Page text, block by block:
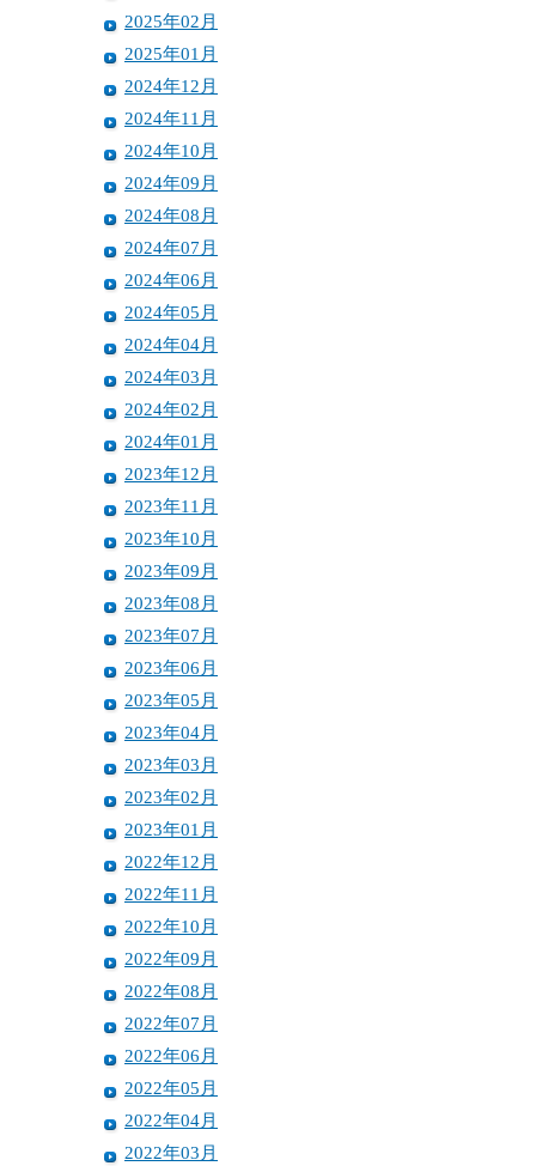
2025年02月
2025年01月
2024年12月
2024年11月
2024年10月
2024年09月
2024年08月
2024年07月
2024年06月
2024年05月
2024年04月
2024年03月
2024年02月
2024年01月
2023年12月
2023年11月
2023年10月
2023年09月
2023年08月
2023年07月
2023年06月
2023年05月
2023年04月
2023年03月
2023年02月
2023年01月
2022年12月
2022年11月
2022年10月
2022年09月
2022年08月
2022年07月
2022年06月
2022年05月
2022年04月
2022年03月